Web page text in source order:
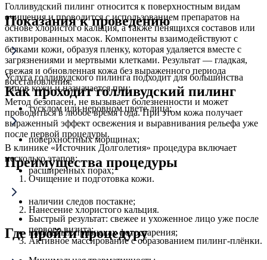
Голливудский пилинг относится к поверхностным видам
очищения и проводится с использованием препаратов на
основе хлористого кальция, а также пенящихся составов или
активированных масок. Компоненты взаимодействуют с
белками кожи, образуя пленку, которая удаляется вместе с
загрязнениями и мертвыми клетками. Результат — гладкая,
свежая и обновленная кожа без выраженного периода
восстановления.
Метод безопасен, не вызывает болезненности и может
проводиться в любое время года. При этом кожа получает
выраженный эффект освежения и выравнивания рельефа уже
после первой процедуры.
Показания к проведению
Услуга голливудского пилинга подходит для большинства
типов кожи и назначается при:
тусклом или неровном цвете лица;
поверхностных морщинах;
расширенных порах;
наличии следов постакне;
начальных признаках фотостарения;
Как проходит голливудский пилинг
В клинике «Источник Долголетия» процедура включает
несколько этапов:
Очищение и подготовка кожи.
Нанесение хлористого кальция.
Активное массирование с образованием пилинг-плёнки.
Преимущества процедуры
Быстрый результат: свежее и ухоженное лицо уже после
первого визита;
Где пройти процедуру